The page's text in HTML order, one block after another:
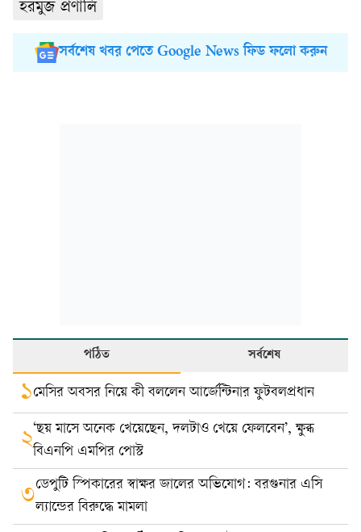
হরমুজ প্রণালি
সর্বশেষ খবর পেতে Google News ফিড ফলো করুন
পঠিত সর্বশেষ
১মেসির অবসর নিয়ে কী বললেন আর্জেন্টিনার ফুটবলপ্রধান
২‘ছয় মাসে অনেক খেয়েছেন, দলটাও খেয়ে ফেলবেন’, ক্ষুব্ধ
বিএনপি এমপির পোস্ট
৩ডেপুটি স্পিকারের স্বাক্ষর জালের অভিযোগ: বরগুনার এসি
ল্যান্ডের বিরুদ্ধে মামলা